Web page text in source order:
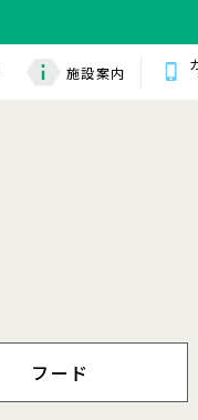
施設案内
フード